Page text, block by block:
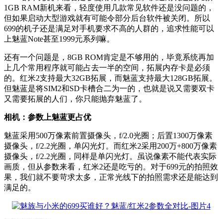
1GB RAM新机来看，轻度使用几款常见软件还是没问题的，
但如果启动大型游戏就有可能令部分后台软件被关闭。所以
699的机子还是满足对手机要求不高的人群的，追求性能可以
上魅蓝Note甚至1999元系列嘛。
还有一个问题是，8GB ROM肯定是不够用的，毕竟系统再加
上几个常用程序就可能占去一半的空间，拓展内存卡是必须
的。红米2支持最大32GB拓展，而魅蓝支持最大128GB拓展。
但魅蓝是将SIM2和SD卡槽合二为一的，也就是说又需要双卡
又需要拓展的人们，你只能抛弃魅蓝了。
相机：参数上魅蓝更占优
魅蓝采用500万像素前置摄像头，f/2.0光圈；后置1300万像素
摄像头，f/2.2光圈，单闪光灯。而红米2采用200万+800万像素
摄像头，f/2.2光圈，同样是单闪光灯。虽说像素不能代表实际
画质，但从参数来看，红米2还是吃亏的。对于699元的拍照效
果，我们就不要苛求太多，正常光线下的拍照需求还是能达到
满足的。